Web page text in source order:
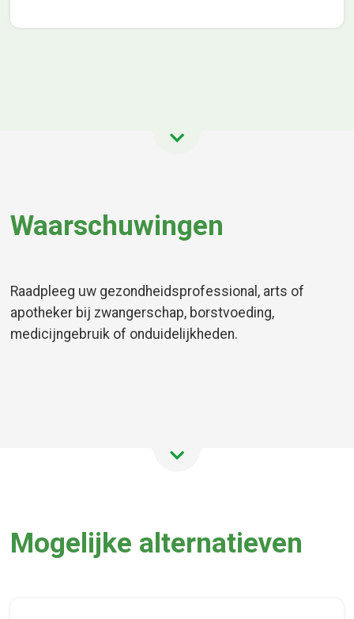
Waarschuwingen
Raadpleeg uw gezondheidsprofessional, arts of
apotheker bij zwangerschap, borstvoeding,
medicijngebruik of onduidelijkheden.
Mogelijke alternatieven